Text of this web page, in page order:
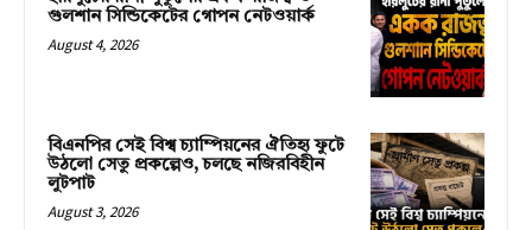
গুলশান সিন্ডিকেটের গোপন নেটওয়ার্ক
August 4, 2026
বিএনপির সেই বিশ্ব চ্যাম্পিয়নের ঐতিহ্য ফুটে
উঠলো সেতু প্রকল্পেও, চলছে নজিরবিহীন
লুটপাট
August 3, 2026